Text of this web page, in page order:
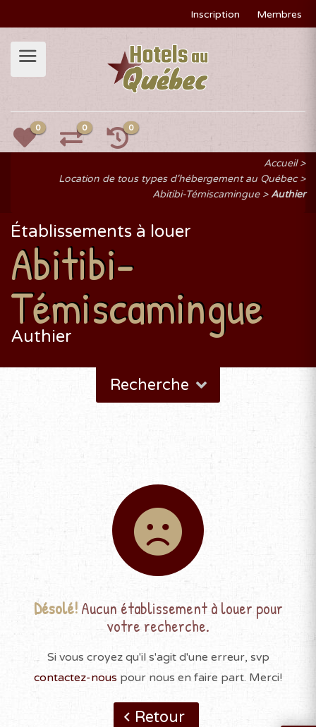
Inscription Membres
0 0 0
Accueil
Location de tous types d'hébergement au Québec
Abitibi-Témiscamingue
Authier
Établissements à louer
Abitibi-
Témiscamingue
Authier
Recherche
Désolé!Aucun établissement à louer pour
votre recherche.
Si vous croyez qu'il s'agit d'une erreur, svp
contactez-nous pour nous en faire part. Merci!
Retour